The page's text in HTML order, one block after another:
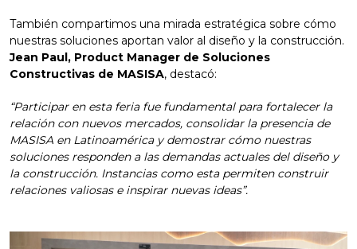
También compartimos una mirada estratégica sobre cómo
nuestras soluciones aportan valor al diseño y la construcción.
Jean Paul, Product Manager de Soluciones
Constructivas de MASISA, destacó:
“Participar en esta feria fue fundamental para fortalecer la
relación con nuevos mercados, consolidar la presencia de
MASISA en Latinoamérica y demostrar cómo nuestras
soluciones responden a las demandas actuales del diseño y
la construcción. Instancias como esta permiten construir
relaciones valiosas e inspirar nuevas ideas”.